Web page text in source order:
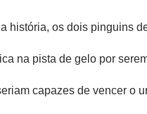
história, os dois pinguins
na pista de gelo por
capazes de vencer o